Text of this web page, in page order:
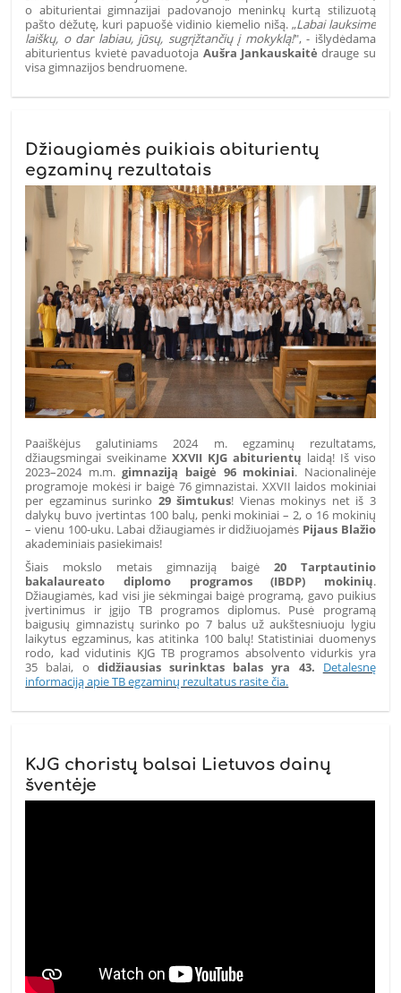
o abiturientai gimnazijai padovanojo meninkų kurtą stilizuotą
pašto dėžutę, kuri papuošė vidinio kiemelio nišą. „Labai lauksime
laiškų, o dar labiau, jūsų, sugrįžtančių į mokyklą!", - išlydėdama
abiturientus kvietė pavaduotoja Aušra Jankauskaitėdrauge su
visa gimnazijos bendruomene.
Džiaugiamės puikiais abiturientų
egzaminų rezultatais
Paaiškėjus galutiniams 2024 m. egzaminų rezultatams,
džiaugsmingai sveikinameXXVII KJG abiturientų laidą! Iš viso
2023–2024 m.m.gimnaziją baigė 96 mokiniai. Nacionalinėje
programoje mokėsi ir baigė 76 gimnazistai. XXVII laidos mokiniai
per egzaminus surinko 29 šimtukus! Vienas mokinys net iš 3
dalykų buvo įvertintas 100 balų, penki mokiniai – 2, o 16 mokinių
– vienu 100-uku. Labai džiaugiamės ir didžiuojamės Pijaus Blažio
akademiniais pasiekimais!
Šiais mokslo metais gimnaziją baigė 20 Tarptautinio
bakalaureato diplomo programos (IBDP) mokinių.
Džiaugiamės, kad visi jie sėkmingai baigė programą, gavo puikius
įvertinimus ir įgijo TB programos diplomus. Pusė programą
baigusių gimnazistų surinko po 7 balus už aukštesniuoju lygiu
laikytus egzaminus, kas atitinka 100 balų! Statistiniai duomenys
rodo, kad vidutinis KJG TB programos absolvento vidurkis yra
35 balai, o didžiausias surinktas balas yra 43.
Detalesnę
informaciją apie TB egzaminų rezultatus rasite čia.
KJG choristų balsai Lietuvos dainų
šventėje